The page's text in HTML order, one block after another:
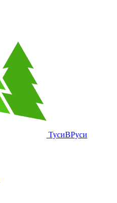
ТусиВРуси